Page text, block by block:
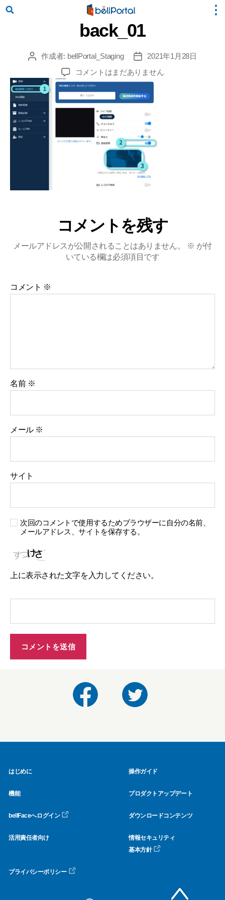
back_01
投
者
作成者: bellPortal_Staging
投
稿
日
2021年1月28日
back_01
へ
の
コメントはまだありません
コメントを残す
メールアドレスが公開されることはありません。 ※ が付
いている欄は必須項目です
コメント ※
名前 ※
メール ※
サイト
次回のコメントで使用するためブラウザーに自分の名前、
メールアドレス、サイトを保存する。
上に表示された文字を入力してください。
はじめに 操作ガイド
機能 プロダクトアップデート
bellFaceへログイン ダウンロードコンテンツ
活用責任者向け
情報セキュリティ
基本方針
プライバシーポリシー